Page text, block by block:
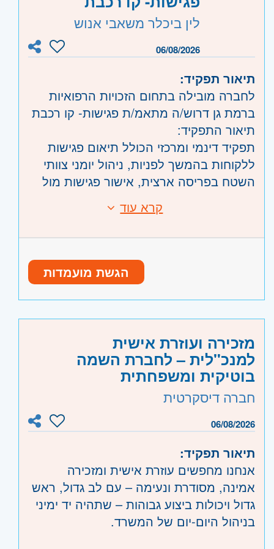
• יכולת עבודה בתנאי לחץ ובמספר נושאים
• ראש גדול עם יכולת עבודה בריבוי
ממשקים.
כפיפות: מנהלת תחום שותפויות ופיתוח
משאבים
תנאי העסקה: מנהל/ת מדור מינהלי - משרה
מלאה
מיקום המשרה : משרדי החברה בלוד
המכרז מיועד לגברים ונשים כאחד
לין ביכלר משאבי אנוש
06/08/2026
תיאור תפקיד:
לחברה מובילה בתחום הזכויות הרפואיות
ברמת גן דרוש/ה מתאמ/ת פגישות- קו רכבת
תיאור התפקיד:
תפקיד דינמי ומרכזי הכולל תיאום פגישות
ללקוחות בהמשך לפניות, ניהול יומני צוותי
השטח בפריסה ארצית, אישור פגישות מול
משתנים במהלך היום
קליטה ישירה לארגון יציב ומוביל
סביבת עבודה משפחתית ותומכת!
אפשרויות קידום והתפתחות מקצועית
מיקום נוח ונגיש על קו רכבת
ניסיון בתפקיד דומה/ במכירות-יתרון
תודעת שירות טובה וסדר וארגון
משרה מלאה
אזור: מרכז- תל אביב, פתח תקווה, רמת גן
וגבעתיים, בקעת אונו וגבעת שמואל, חולון
ובת-ים, מודיעין, שוהם
- חדרה וזכרון יעקב, נתניה ועמק חפר,
רעננה, כפר סבא והוד השרון, ראש העין,
הרצליה ורמת השרון
רחובות, יבנה
קרא עוד
הגשת מועמדות
מזכירה ועוזרת אישית
למנכ"לית – לחברת השמה
בוטיקית ומשפחתית
חברה דיסקרטית
06/08/2026
תיאור תפקיד:
אנחנו מחפשים עוזרת אישית ומזכירה
אמינה, מסודרת ונעימה – עם לב גדול, ראש
גדול ויכולות ביצוע גבוהות – שתהיה יד ימיני
בניהול היום-יום של המשרד.